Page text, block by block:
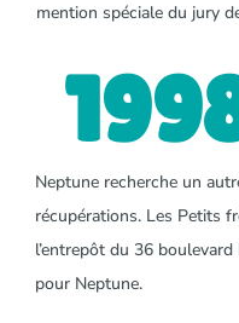
mention spéciale du jury
Neptune recherche un
récupérations. Les Petits
l’entrepôt du 36
pour Neptune.